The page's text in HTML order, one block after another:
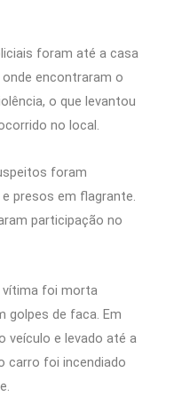
foram até a casa
encontraram o
o que levantou
no local.
foram
presos em flagrante.
participação no
vítima foi morta
golpes de faca. Em
veículo e levado até a
carro foi incendiado